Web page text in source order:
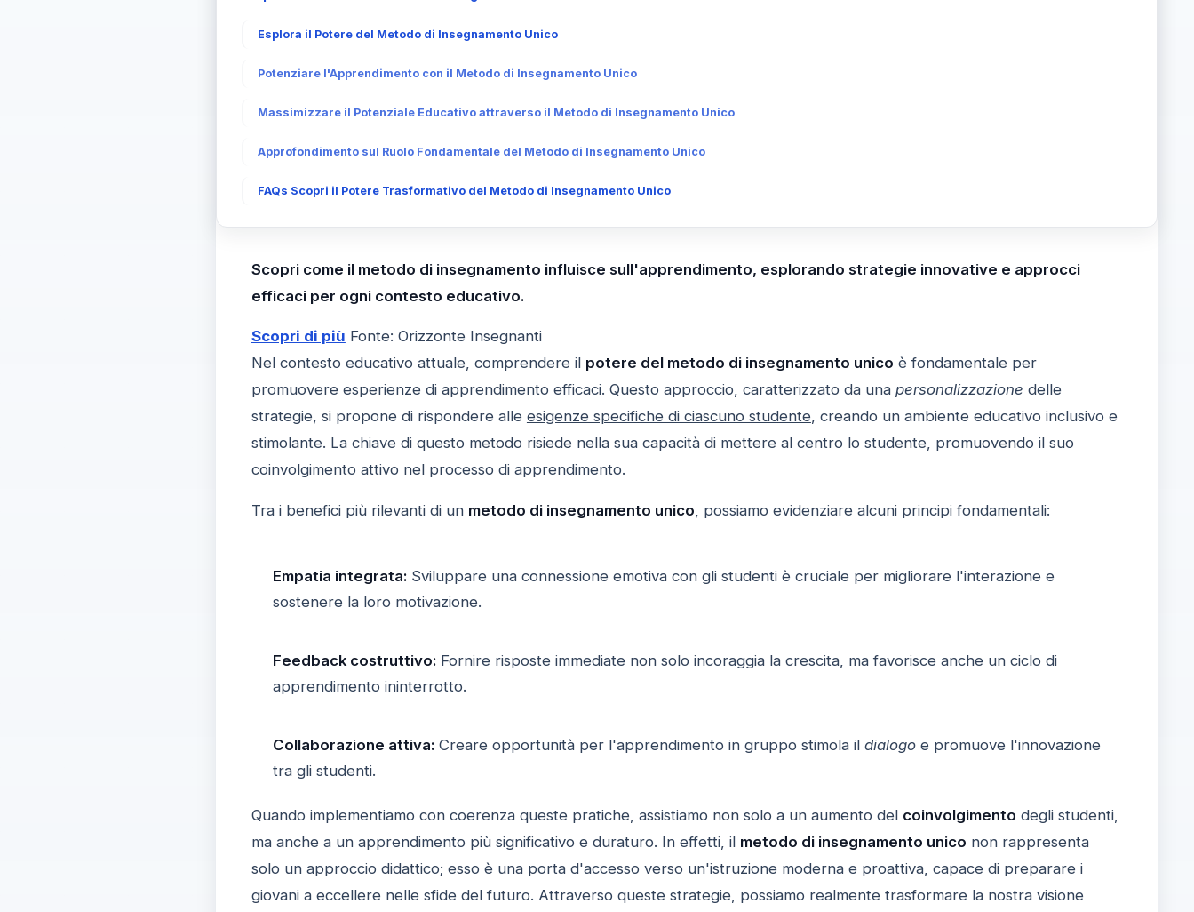
Esplora il Potere del Metodo di Insegnamento Unico
Potenziare l'Apprendimento con il Metodo di Insegnamento Unico
Massimizzare il Potenziale Educativo attraverso il Metodo di Insegnamento Unico
Approfondimento sul Ruolo Fondamentale del Metodo di Insegnamento Unico
FAQs Scopri il Potere Trasformativo del Metodo di Insegnamento Unico
Scopri come il metodo di insegnamento influisce sull'apprendimento, esplorando strategie innovative e approcci
efficaci per ogni contesto educativo.
Scopri di più Fonte: Orizzonte Insegnanti
Nel contesto educativo attuale, comprendere il potere del metodo di insegnamento unico è fondamentale per
promuovere esperienze di apprendimento efficaci. Questo approccio, caratterizzato da una personalizzazione delle
strategie, si propone di rispondere alle esigenze specifiche di ciascuno studente, creando un ambiente educativo inclusivo e
stimolante. La chiave di questo metodo risiede nella sua capacità di mettere al centro lo studente, promuovendo il suo
coinvolgimento attivo nel processo di apprendimento.
Tra i benefici più rilevanti di un metodo di insegnamento unico, possiamo evidenziare alcuni principi fondamentali:
Empatia integrata:Sviluppare una connessione emotiva con gli studenti è cruciale per migliorare l'interazione e
sostenere la loro motivazione.
Feedback costruttivo:Fornire risposte immediate non solo incoraggia la crescita, ma favorisce anche un ciclo di
apprendimento ininterrotto.
Collaborazione attiva:Creare opportunità per l'apprendimento in gruppo stimola il dialogoe promuove l'innovazione
tra gli studenti.
Quando implementiamo con coerenza queste pratiche, assistiamo non solo a un aumento del coinvolgimento degli studenti,
ma anche a un apprendimento più significativo e duraturo. In effetti, il metodo di insegnamento unico non rappresenta
solo un approccio didattico; esso è una porta d'accesso verso un'istruzione moderna e proattiva, capace di preparare i
giovani a eccellere nelle sfide del futuro. Attraverso queste strategie, possiamo realmente trasformare la nostra visione